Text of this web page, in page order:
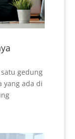
gedung
yang ada di